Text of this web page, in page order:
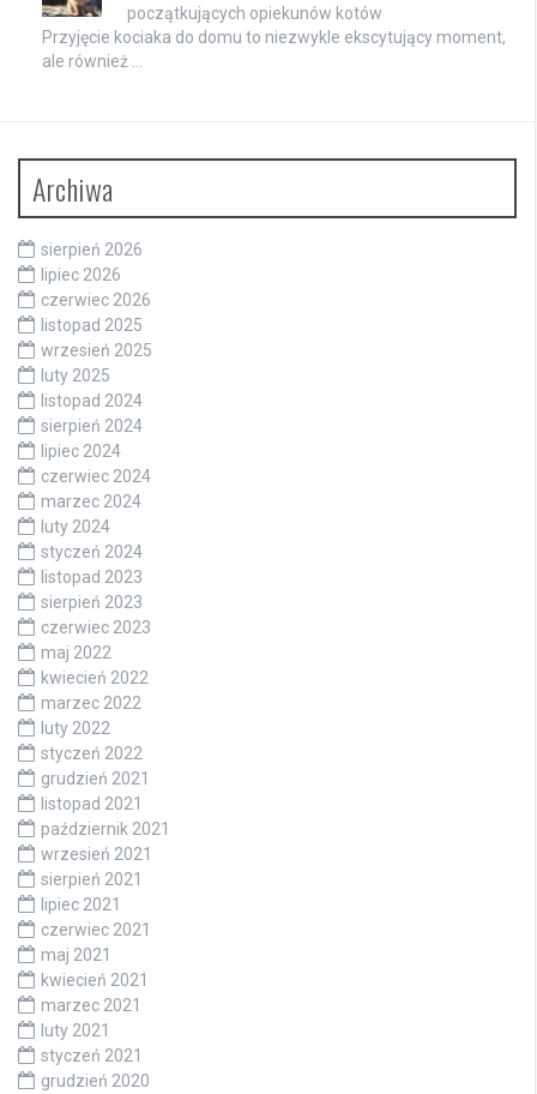
początkujących opiekunów kotów
Przyjęcie kociaka do domu to niezwykle ekscytujący moment,
ale również …
Archiwa
sierpień 2026
lipiec 2026
czerwiec 2026
listopad 2025
wrzesień 2025
luty 2025
listopad 2024
sierpień 2024
lipiec 2024
czerwiec 2024
marzec 2024
luty 2024
styczeń 2024
listopad 2023
sierpień 2023
czerwiec 2023
maj 2022
kwiecień 2022
marzec 2022
luty 2022
styczeń 2022
grudzień 2021
listopad 2021
październik 2021
wrzesień 2021
sierpień 2021
lipiec 2021
czerwiec 2021
maj 2021
kwiecień 2021
marzec 2021
luty 2021
styczeń 2021
grudzień 2020